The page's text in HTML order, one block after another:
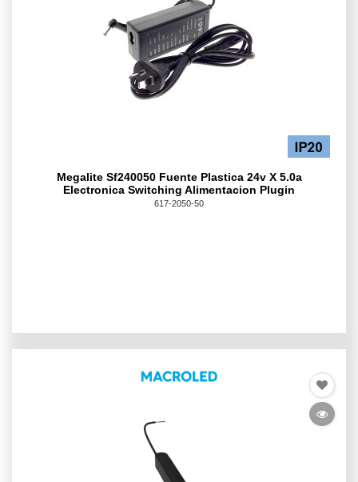
Megalite Sf240050 Fuente Plastica 24v X 5.0a
Electronica Switching Alimentacion Plugin
617-2050-50